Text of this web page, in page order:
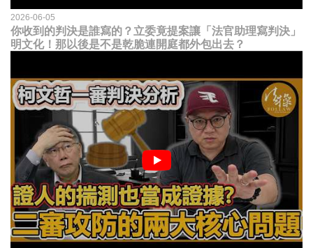
2026-06-05
你收到的判決是誰寫的？立委竟提案讓「法官助理寫判決」
明文化！那以後是不是乾脆連開庭都外包出去？